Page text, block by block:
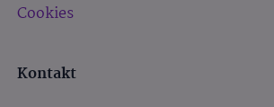
Cookies
Kontakt